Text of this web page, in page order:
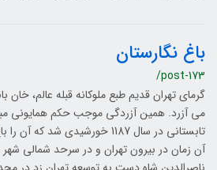
باغ نگارستان
/post-173
گرمای تهران قدیم طبع ملوکانه قبله عالم، خان
می­ آزرد. همین آزردگی موجب حکم همایونی
تابستانی در سال 1187 خورشیدی شد
آن زمان در بیرون تهران و در سرحد شمالی